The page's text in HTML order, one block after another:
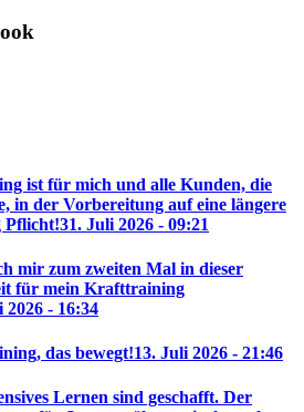
ist für mich und alle Kunden, die
in der Vorbereitung auf eine längere
Pflicht!31. Juli 2026 - 09:21
mir zum zweiten Mal in dieser
für mein Krafttraining
2026 - 16:34
das bewegt!13. Juli 2026 - 21:46
Lernen sind geschafft. Der